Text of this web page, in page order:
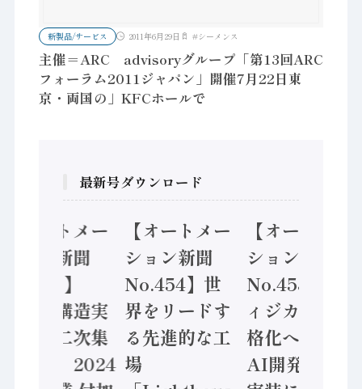
新製品/サービス 2011年6月29日 #シーメンス
主催＝ARC advisoryグループ「第13回ARC
フォーラム2011ジャパン」開催7月22日東
京・両国の」KFCホールで
最新号ダウンロード
【オートメー
ション新聞
No.455】
「経済構造実
態調査二次集
計結果」2024
【オートメー
ション新聞
No.454】世
界をリードす
る先進的な工
場
【オートメー
ション新聞
No.453】フ
ィジカルAI本
格化へ 国産
AI開発や社会